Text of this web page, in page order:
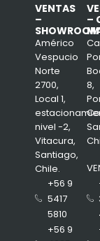
VENTAS
–
SHOWROOM
Américo
Vespucio
Norte
2700,
Local 1,
nivel -2,
Vitacura,
Santiago,
Chile.
+56 9
5417
5810
+56 9
–
8,